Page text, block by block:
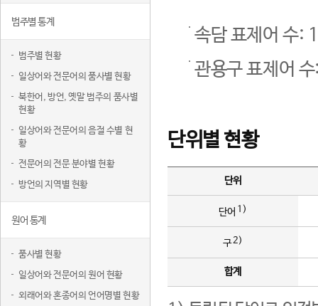
범주별 통계
범주별 현황
일상어와 전문어의 품사별 현황
북한어, 방언, 옛말 범주의 품사별
현황
일상어와 전문어의 음절 수별 현
황
전문어의 전문 분야별 현황
방언의 지역별 현황
원어 통계
품사별 현황
일상어와 전문어의 원어 현황
외래어와 혼종어의 언어명별 현황
속담 표제어 수:
관용구 표제어
단위별 현황
단위
단어 1)
구2)
합계